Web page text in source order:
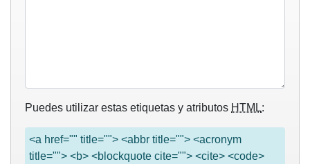
Puedes utilizar estas etiquetas y atributos HTML:
<a href="" title=""> <abbr title=""> <acronym
title=""> <b> <blockquote cite=""> <cite> <code>